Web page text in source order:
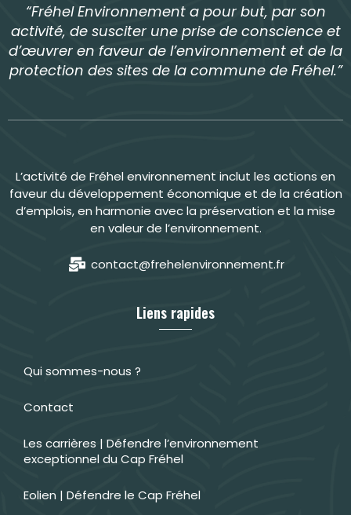
“Fréhel Environnement a pour but, par son
activité, de susciter une prise de conscience et
d’œuvrer en faveur de l’environnement et de la
protection des sites de la commune de Fréhel.”
L’activité de Fréhel environnement inclut les actions en
faveur du développement économique et de la création
d’emplois, en harmonie avec la préservation et la mise
en valeur de l’environnement.
contact@frehelenvironnement.fr
Liens rapides
Qui sommes-nous ?
Contact
Les carrières | Défendre l’environnement
exceptionnel du Cap Fréhel
Eolien | Défendre le Cap Fréhel